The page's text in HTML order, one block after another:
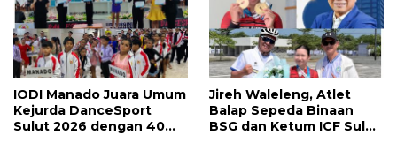
IODI Manado Juara Umum
Kejurda DanceSport
Sulut 2026 dengan 40
Jireh Waleleng, Atlet
Balap Sepeda Binaan
BSG dan Ketum ICF Sulut